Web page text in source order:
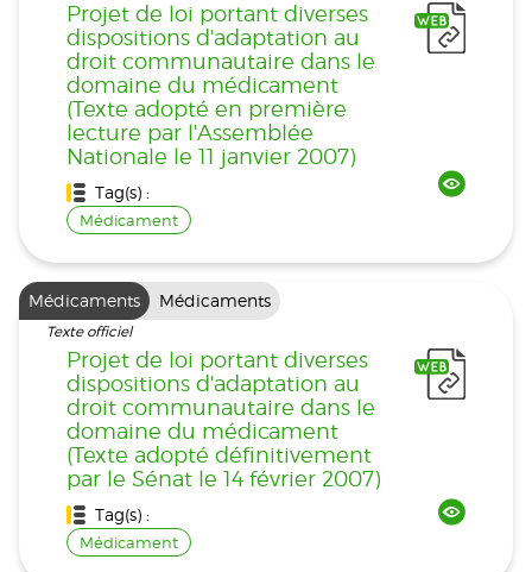
Projet de loi portant diverses
dispositions d'adaptation au
droit communautaire dans le
domaine du médicament
(Texte adopté en première
lecture par l'Assemblée
Nationale le 11 janvier 2007)
Tag(s) :
Médicament
Médicaments Médicaments
Texte officiel
Projet de loi portant diverses
dispositions d'adaptation au
droit communautaire dans le
domaine du médicament
(Texte adopté définitivement
par le Sénat le 14 février 2007)
Tag(s) :
Médicament